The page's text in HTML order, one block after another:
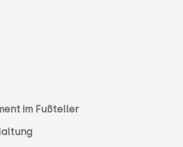
im Fußteller